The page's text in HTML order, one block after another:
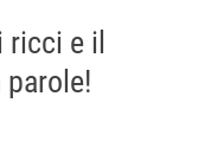
e il